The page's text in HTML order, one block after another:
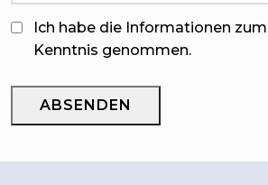
Ich habe die Informationen zum
Kenntnis genommen.
ABSENDEN